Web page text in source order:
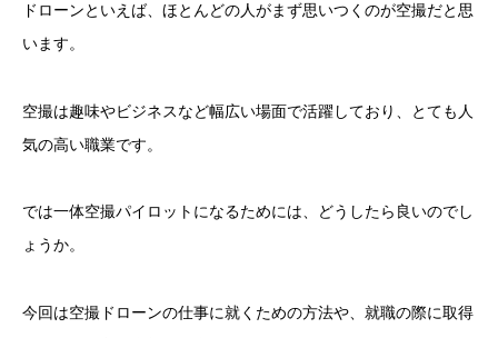
ドローンといえば、ほとんどの人がまず思いつくのが空撮だと思
います。
空撮は趣味やビジネスなど幅広い場面で活躍しており、とても人
気の高い職業です。
では一体空撮パイロットになるためには、どうしたら良いのでし
ょうか。
今回は空撮ドローンの仕事に就くための方法や、就職の際に取得